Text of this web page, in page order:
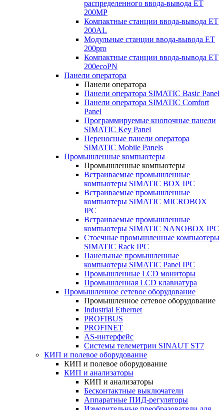
распределенного ввода-вывода ET
200MP
Компактные станции ввода-вывода ET
200AL
Модульные станции ввода-вывода ET
200pro
Компактные станции ввода-вывода ET
200ecoPN
Панели оператора
Панели оператора
Панели оператора SIMATIC Basic Panel
Панели оператора SIMATIC Comfort
Panel
Программируемые кнопочные панели
SIMATIC Key Panel
Переносные панели оператора
SIMATIC Mobile Panels
Промышленные компьютеры
Промышленные компьютеры
Встраиваемые промышленные
компьютеры SIMATIC BOX IPC
Встраиваемые промышленные
компьютеры SIMATIC MICROBOX
IPC
Встраиваемые промышленные
компьютеры SIMATIC NANOBOX IPC
Стоечные промышленные компьютеры
SIMATIC Rack IPC
Панельные промышленные
компьютеры SIMATIC Panel IPC
Промышленные LCD мониторы
Промышленная LCD клавиатура
Промышленное сетевое оборудование
Промышленное сетевое оборудование
Industrial Ethernet
PROFIBUS
PROFINET
AS-интерфейс
Системы телеметрии SINAUT ST7
КИП и полевое оборудование
КИП и полевое оборудование
КИП и анализаторы
КИП и анализаторы
Бесконтактные выключатели
Аппаратные ПИД-регуляторы